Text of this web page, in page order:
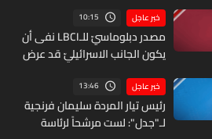
خبر عاجل 10:15
مصدر دبلوماسيّ للـLBCI نفى أن
يكون الجانب الاسرائيليّ قد عرض
مناطق لبنانية خلال جولة
المفاوضات الاخيرة في روما أما
في جولات واشنطن السابقة
خبر عاجل 13:46
رئيس تيار المردة سليمان فرنجية
لـ"جدل": لست مرشحاً لرئاسة